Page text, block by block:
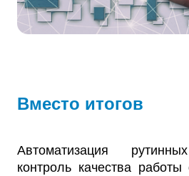
Вместо итогов
Автоматизация
контроль качества работы